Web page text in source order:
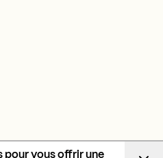
pour vous offrir une